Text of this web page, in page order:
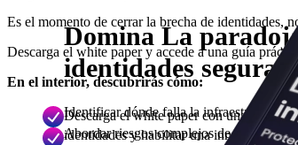
Es el momento de cerrar la brecha de identidades,
Descarga el white paper y accede a una guía
En el interior, descubrirás cómo:
Identificar dónde falla la infraestructura
Abordar riesgos complejos de identidad,
Domina La
identidades seguras
Descarga el white paper con una guía
identidades y habilitar una innovación